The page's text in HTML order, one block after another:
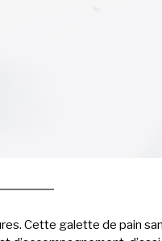
Cette galette de pain